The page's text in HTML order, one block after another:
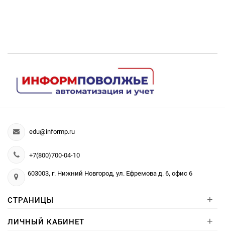
edu@informp.ru
+7(800)700-04-10
603003, г. Нижний Новгород, ул. Ефремова д. 6, офис 6
СТРАНИЦЫ +
ЛИЧНЫЙ КАБИНЕТ +